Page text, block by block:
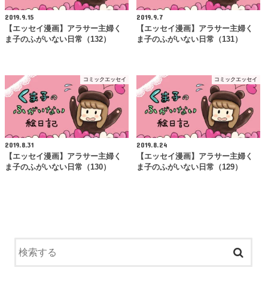
2019.9.15
【エッセイ漫画】アラサー主婦く
ま子のふがいない日常（132）
2019.9.7
【エッセイ漫画】アラサー主婦く
ま子のふがいない日常（131）
コミックエッセイ
2019.8.31
【エッセイ漫画】アラサー主婦く
ま子のふがいない日常（130）
コミックエッセイ
2019.8.24
【エッセイ漫画】アラサー主婦く
ま子のふがいない日常（129）